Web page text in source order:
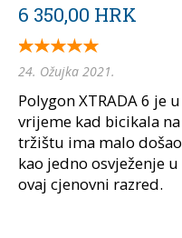
6 350,00 HRK
24. Ožujka 2021.
Polygon XTRADA 6 je u
vrijeme kad bicikala na
tržištu ima malo došao
kao jedno osvježenje u
ovaj cjenovni razred.